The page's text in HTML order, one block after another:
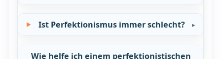
Ist Perfektionismus immer schlecht?
Wie helfe ich einem perfektionistischen